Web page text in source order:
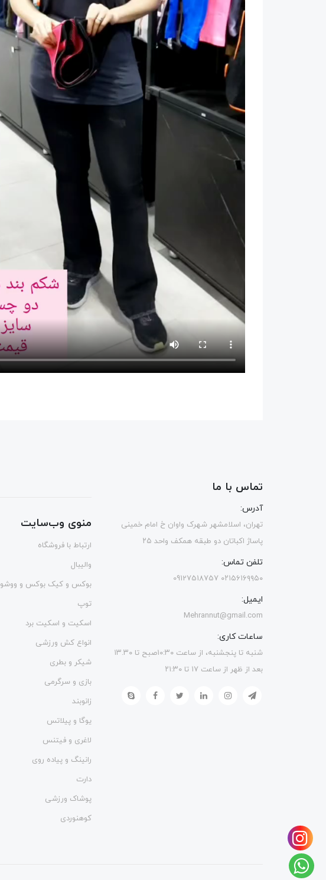
تماس با ما
آدرس:
تهران، اسلامشهر شهرک واوان خ امام خمینی
پاساژ اکباتان دو طبقه همکف واحد ۲۵
تلفن تماس:
۰۲۱۵۶۱۶۹۹۵۰ 09127518757
ایمیل:
Mehrannut@gmail.com
ساعات کاری:
شنبه تا پنجشنبه، از ساعت ۱۰:۳۰صبح تا ۱۳.۳۰
بعد از ظهر از ساعت ۱۷ تا ۲۱:۳۰
منوی وب‌سایت
ارتباط با فروشگاه
والیبال
بوکس و کیک بوکس و ووشو
توپ
اسکیت و اسکیت برد
انواع کش ورزشی
شیکر و بطری
بازی و سرگرمی
زانوبند
یوگا و پیلاتس
لاغری و فیتنس
رانینگ و پیاده روی
دارت
پوشاک ورزشی
کوهنوردی